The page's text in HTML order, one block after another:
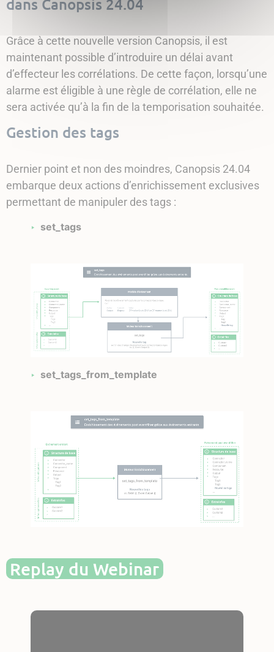
dans Canopsis 24.04
Grâce à cette nouvelle version Canopsis, il est
maintenant possible d’introduire un délai avant
d’effecteur les corrélations. De cette façon, lorsqu’une
alarme est éligible à une règle de corrélation, elle ne
sera activée qu’à la fin de la temporisation souhaitée.
Gestion des tags
Dernier point et non des moindres, Canopsis 24.04
embarque deux actions d’enrichissement exclusives
permettant de manipuler des tags :
set_tags
set_tags_from_template
Replay du Webinar